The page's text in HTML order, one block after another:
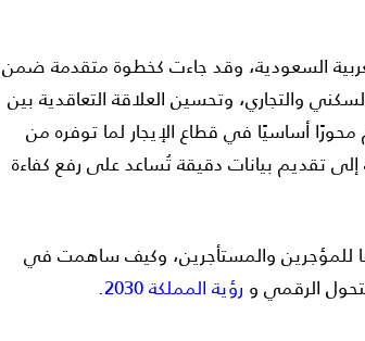
السعودية، وقد جاءت كخطوة متقدمة ضمن
والتجاري، وتحسين العلاقة التعاقدية بين
أساسيًا في قطاع الإيجار لما توفره من
تقديم بيانات دقيقة تُساعد على رفع كفاءة
للمؤجرين والمستأجرين، وكيف ساهمت في
الرقمي و رؤية المملكة 2030 .